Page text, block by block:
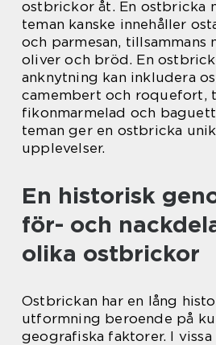
ostbrickor åt. En ostbricka
teman kanske innehåller
och parmesan, tillsammans
oliver och bröd. En
anknytning kan inkludera
camembert och roquefort,
fikonmarmelad och
teman ger en ostbricka
upplevelser.
En historisk
för- och
olika ostbrickor
Ostbrickan har en lång
utformning beroende på
geografiska faktorer. I vissa